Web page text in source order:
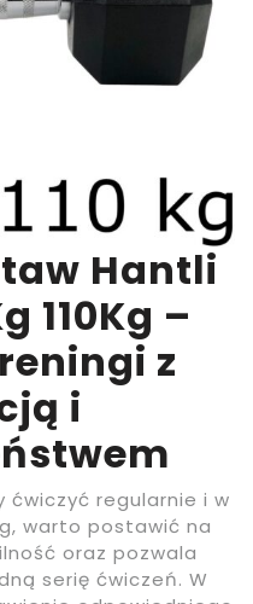
Hantli
110Kg –
z
i
ćwiczyć regularnie i w
warto postawić na
oraz pozwala
serię ćwiczeń. W